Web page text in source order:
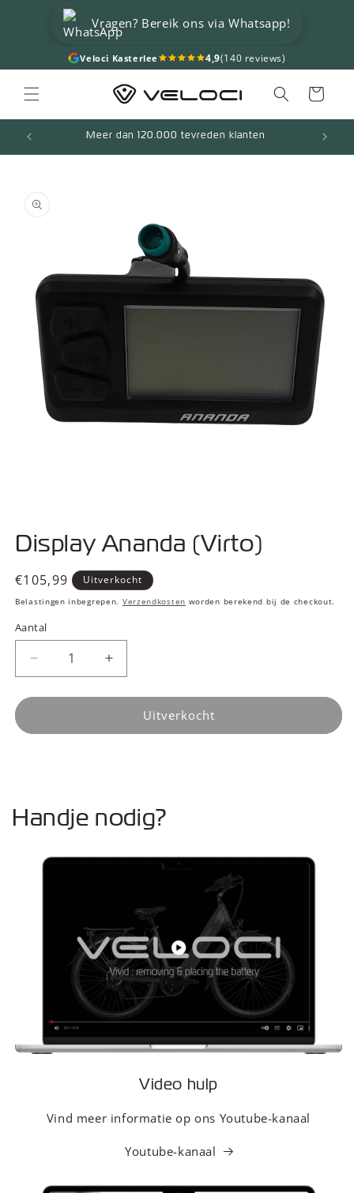
naar de
content
Vragen? Bereik ons via Whatsapp!
Veloci Kasterlee 4,9(140 reviews)
Winkelwagen
Meer dan 120.000 tevreden klanten
openen
in
Display Ananda (Virto)
Normale
prijs
€105,99 Uitverkocht
Belastingen inbegrepen. Verzendkosten worden berekend bij de checkout.
Aantal
Aantal
verlagen
voor
Ananda
Aantal
verhogen
voor
Display
Ananda
Uitverkocht
Handje nodig?
Video hulp
Vind meer informatie op ons Youtube-kanaal
Youtube-kanaal